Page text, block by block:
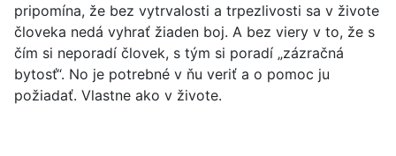
pripomína, že bez vytrvalosti a trpezlivosti sa v živote
človeka nedá vyhrať žiaden boj. A bez viery v to, že s
čím si neporadí človek, s tým si poradí „zázračná
bytosť“. No je potrebné v ňu veriť a o pomoc ju
požiadať. Vlastne ako v živote.